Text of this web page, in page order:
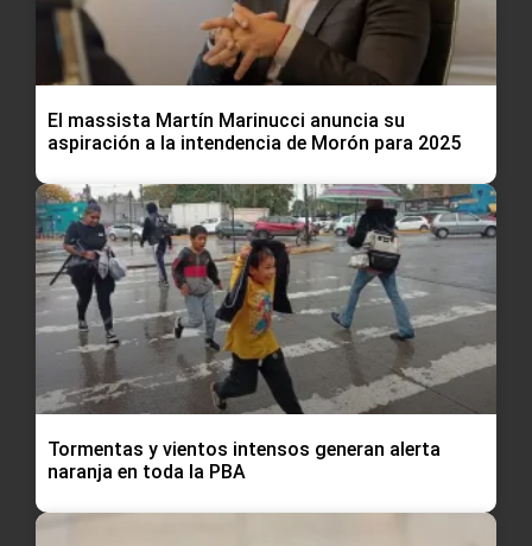
El massista Martín Marinucci anuncia su
aspiración a la intendencia de Morón para 2025
Tormentas y vientos intensos generan alerta
naranja en toda la PBA